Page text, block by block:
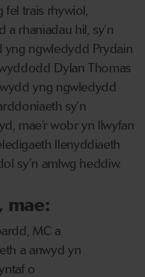
fel trais rhywiol,
rhaniadau hil, sy’n
ngwledydd Prydain
Dylan Thomas
yng ngwledydd
sy’n
mae’r wobr yn llwyfan
llenyddiaeth
sy’n amlwg heddiw.
mae:
MC a
a anwyd yn
o